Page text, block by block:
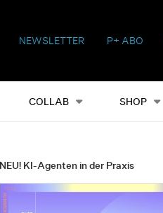
NEWSLETTER P+ ABO
COLLAB SHOP
Shop Heftausgaben
NEU! KI-Agenten in der Praxis